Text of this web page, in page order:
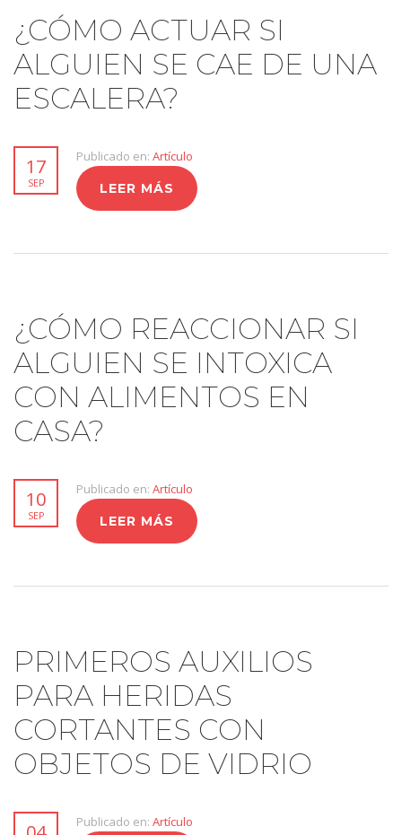
¿CÓMO ACTUAR SI
ALGUIEN SE CAE DE UNA
ESCALERA?
17
SEP
Publicado en: Artículo
LEER MÁS
¿CÓMO REACCIONAR SI
ALGUIEN SE INTOXICA
CON ALIMENTOS EN
CASA?
10
SEP
Publicado en: Artículo
LEER MÁS
PRIMEROS AUXILIOS
PARA HERIDAS
CORTANTES CON
OBJETOS DE VIDRIO
Publicado en: Artículo